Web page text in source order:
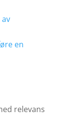
en
relevans